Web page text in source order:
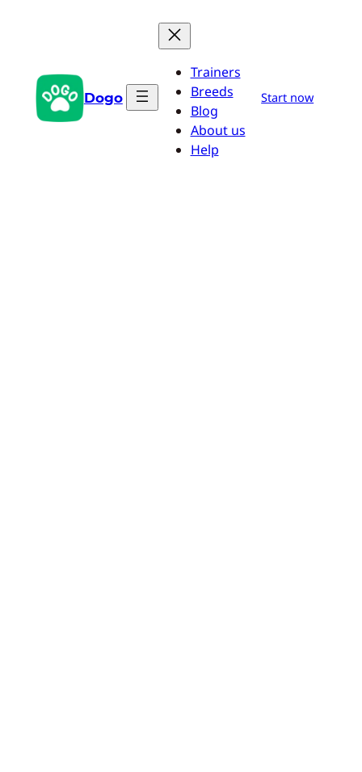
conteúdo Dogo
Trainers
Breeds
Blog
About us
Help
Start now